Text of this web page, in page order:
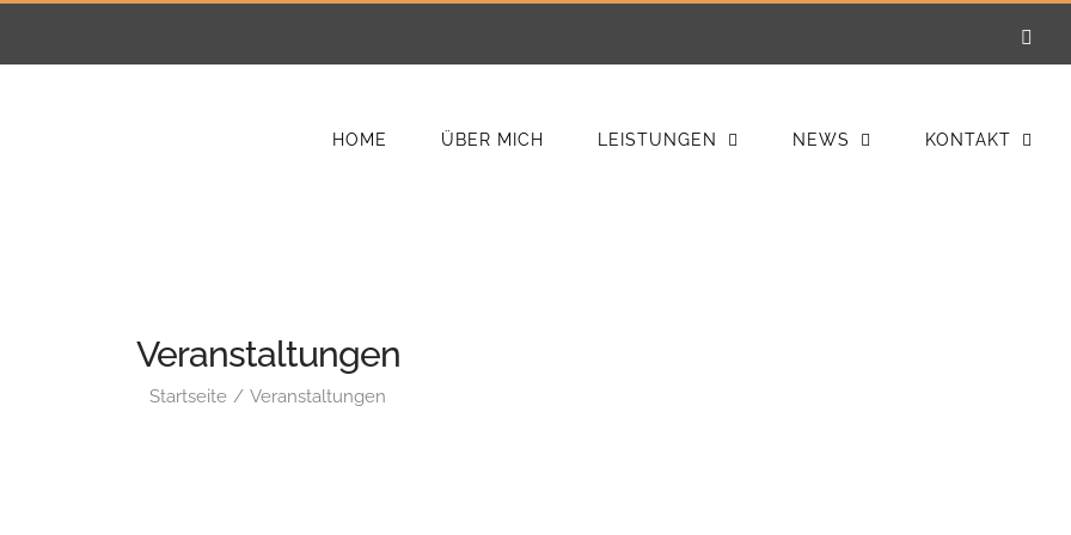
HOME ÜBER MICH LEISTUNGEN NEWS KONTAKT
Veranstaltungen
Startseite Veranstaltungen